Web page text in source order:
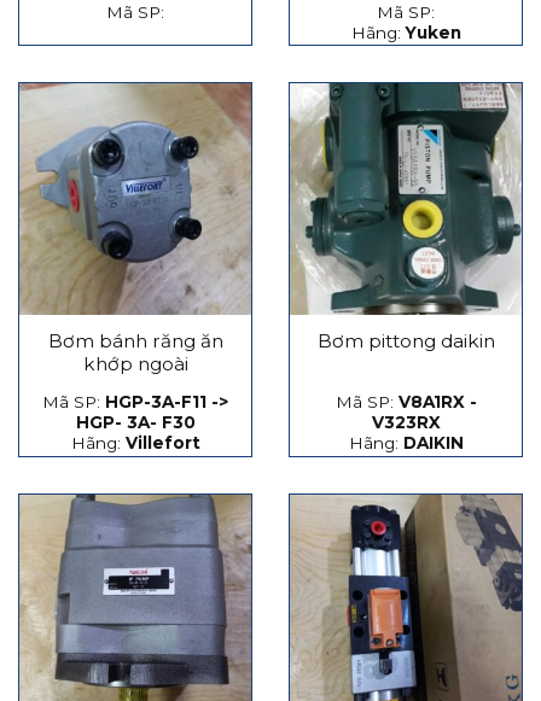
Mã SP:
Mã SP:
Hãng:Yuken
Bơm bánh răng ăn
khớp ngoài
Mã SP: HGP-3A-F11 ->
HGP- 3A- F30
Hãng: Villefort
Bơm pittong daikin
Mã SP: V8A1RX -
V323RX
Hãng: DAIKIN